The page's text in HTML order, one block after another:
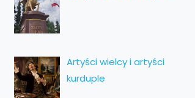
Artyści wielcy i artyści
kurduple